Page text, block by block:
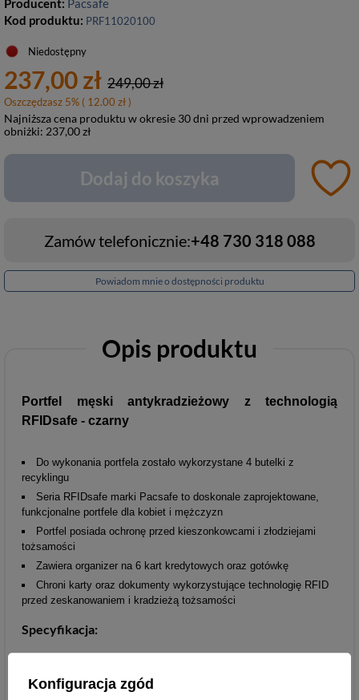
Producent: Pacsafe
Kod produktu: PRF11020100
Niedostępny
237,00 zł 249,00 zł
Oszczędzasz 5% ( 12.00 zł )
Najniższa cena produktu w okresie 30 dni przed wprowadzeniem
obniżki: 237,00 zł
Dodaj do koszyka
Zamów telefonicznie:+48 730 318 088
Powiadom mnie o dostępności produktu
Opis produktu
Portfel męski antykradzieżowy z technologią
RFIDsafe - czarny
Do wykonania portfela zostało wykorzystane 4 butelki z
recyklingu
Seria RFIDsafe marki Pacsafe to doskonale zaprojektowane,
funkcjonalne portfele dla kobiet i mężczyzn
Portfel posiada ochronę przed kieszonkowcami i złodziejami
tożsamości
Zawiera organizer na 6 kart kredytowych oraz gotówkę
Chroni karty oraz dokumenty wykorzystujące technologię RFID
przed zeskanowaniem i kradzieżą tożsamości
Specyfikacja:
Wymiary (wys x szer x gł): 16.3 x 11.5 x 2 cm
Konfiguracja zgód